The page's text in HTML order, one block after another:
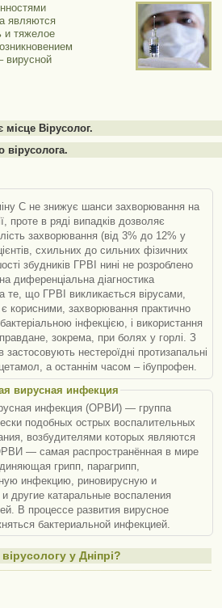
являются
и тяжелое
вирусной
місце Вірусолог.
вірусолога.
C не знижує шанси захворювання на
проте в ряді випадків дозволяє
захворювання (від 3% до 12% у
схильних до сильних фізичних
збудників ГРВІ нині не розроблено
диференціальна діагностика
те, що ГРВІ викликається вірусами,
є корисними, захворювання практично
інфекцією, і використання
зокрема, при болях у горлі. З
нестероїдні протизапальні
а останнім часом – ібупрофен.
вирусная инфекция
инфекция (ОРВИ) — группа
подобных острых воспалительных
возбудителями которых являются
— самая распространённая в мире
грипп, парагрипп,
инфекцию, риновирусную и
другие катаральные воспаления
В процессе развития вирусное
бактериальной инфекцией.
у Дніпрі?